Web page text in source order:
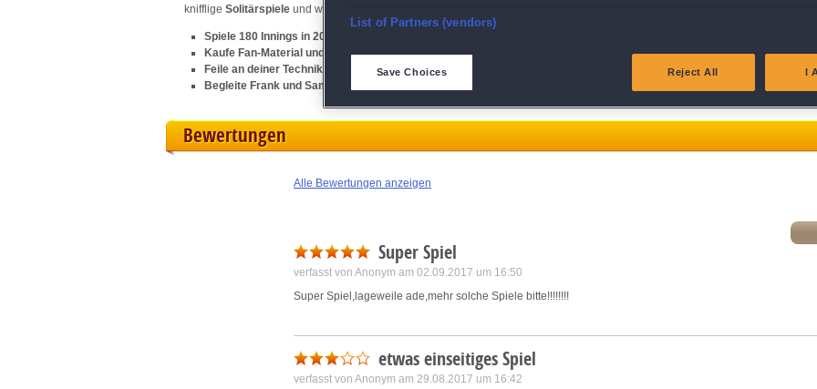
knifflige Solitärspiele und werde vom Rookie zum gefeierten Baseball-Helden!
Spiele 180 Innings in 20 spannenden Levels
Kaufe Fan-Material und Ausrüstung im Baseball-Geschäft
Feile an deiner Technik in 4 verschiedenen Minispielen
Begleite Frank und Sam durch eine aufregende Saison
Bewertungen
Alle Bewertungen anzeigen
Super Spiel
verfasst von Anonym am 02.09.2017 um 16:50
Super Spiel,lageweile ade,mehr solche Spiele bitte!!!!!!!!
etwas einseitiges Spiel
verfasst von Anonym am 29.08.2017 um 16:42
Ensure security, prevent and detect fraud, and fix errors
Match and combine data from other data sources
Link different devices
List of Partners (vendors)
Save Choices Reject All I